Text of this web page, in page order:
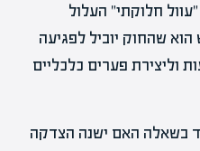
חלוקתי" העלול
שהחוק יוביל לפגיעה
וליצירת פערים כלכליים
בשאלה האם ישנה הצדקה